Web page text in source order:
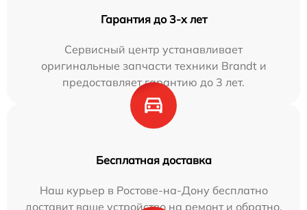
Гарантия до 3-х лет
Сервисный центр устанавливает
оригинальные запчасти техники Brandt и
предоставляет гарантию до 3 лет.
Бесплатная доставка
Наш курьер в Ростове-на-Дону бесплатно
доставит ваше устройство на ремонт и обратно.